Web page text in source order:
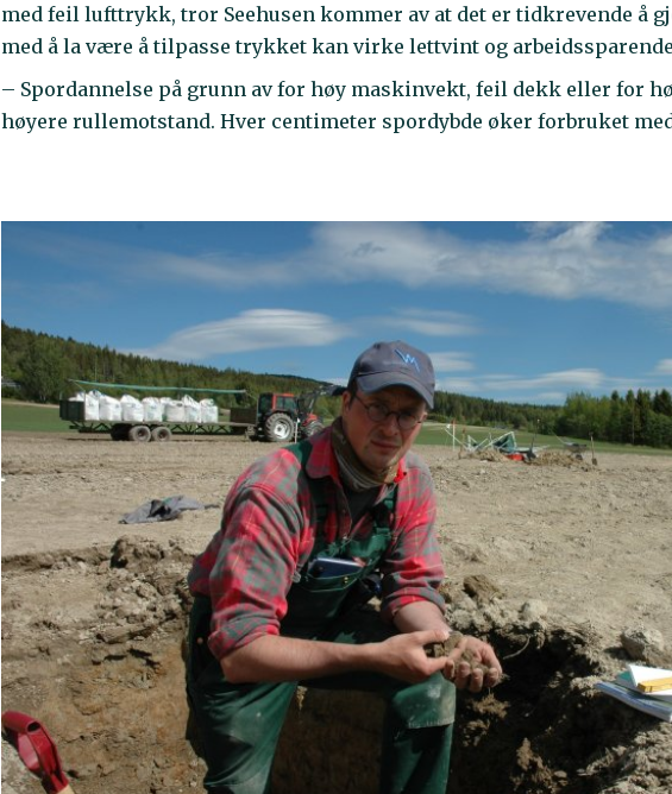
med feil lufttrykk, tror Seehusen kommer av at det er tidkrevende å
med å la være å tilpasse trykket kan virke lettvint og
– Spordannelse på grunn av for høy maskinvekt, feil dekk eller for
høyere rullemotstand. Hver centimeter spordybde øker forbruket med